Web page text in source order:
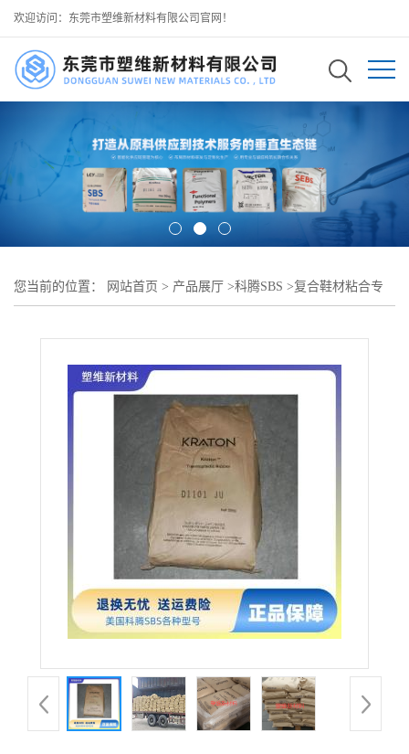
欢迎访问：东莞市塑维新材料有限公司官网！
您当前的位置： 网站首页 > 产品展厅 >科腾SBS >复合鞋材粘合专